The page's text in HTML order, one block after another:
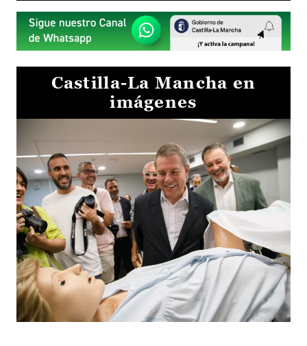
Castilla-La Mancha en
imágenes